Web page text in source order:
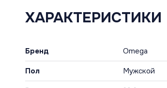
ХАРАКТЕРИСТИКИ
Бренд Omega
Пол Мужской